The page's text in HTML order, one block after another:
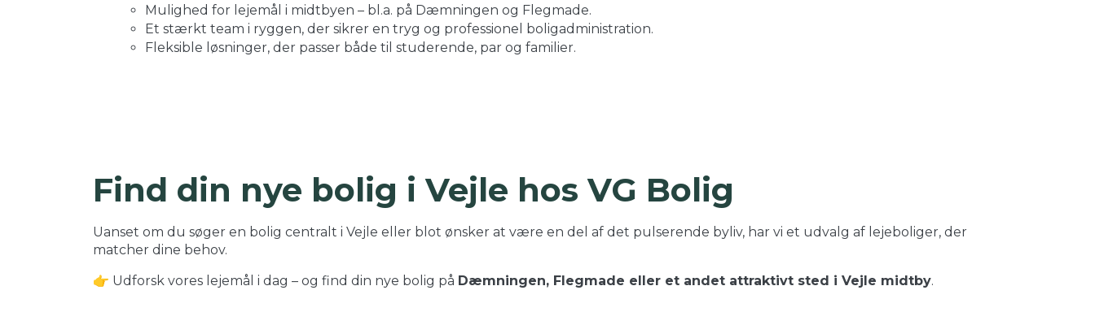
Mulighed for lejemål i midtbyen – bl.a. på Dæmningen og Flegmade.
Et stærkt team i ryggen, der sikrer en tryg og professionel boligadministration.
Fleksible løsninger, der passer både til studerende, par og familier.
Find din nye bolig i Vejle hos VG Bolig
Uanset om du søger en bolig centralt i Vejle eller blot ønsker at være en del af det pulserende byliv, har vi et udvalg af lejeboliger, der
matcher dine behov.
👉 Udforsk vores lejemål i dag – og find din nye bolig på Dæmningen, Flegmade eller et andet attraktivt sted i Vejle midtby.